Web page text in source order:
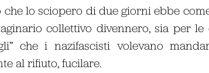
che lo sciopero di due giorni ebbe
collettivo divennero, sia per le
che i nazifascisti volevano
al rifiuto, fucilare.